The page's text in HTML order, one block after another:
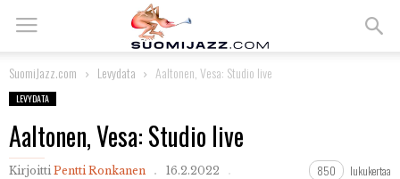
SuomiJazz.com Levydata Aaltonen, Vesa: Studio live
LEVYDATA
Aaltonen, Vesa: Studio live
Kirjoitti Pentti Ronkanen 16.2.2022 850 lukukertaa